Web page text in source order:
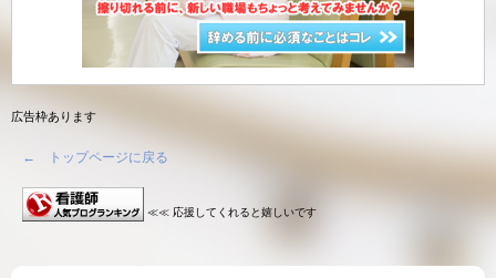
広告枠あります
← トップページに戻る
≪≪ 応援してくれると嬉しいです